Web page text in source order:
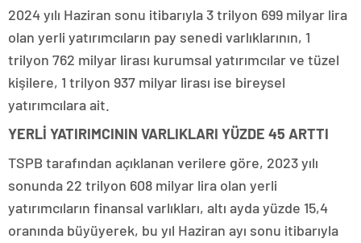
2024 yılı Haziran sonu itibarıyla 3 trilyon 699 milyar lira
olan yerli yatırımcıların pay senedi varlıklarının, 1
trilyon 762 milyar lirası kurumsal yatırımcılar ve tüzel
kişilere, 1 trilyon 937 milyar lirası ise bireysel
yatırımcılara ait.
YERLİ YATIRIMCININ VARLIKLARI YÜZDE 45 ARTTI
TSPB tarafından açıklanan verilere göre, 2023 yılı
sonunda 22 trilyon 608 milyar lira olan yerli
yatırımcıların finansal varlıkları, altı ayda yüzde 15,4
oranında büyüyerek, bu yıl Haziran ayı sonu itibarıyla